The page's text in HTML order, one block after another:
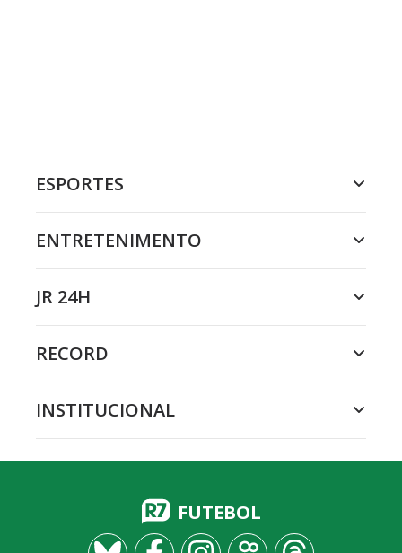
ESPORTES
ENTRETENIMENTO
JR 24H
RECORD
INSTITUCIONAL
FUTEBOL